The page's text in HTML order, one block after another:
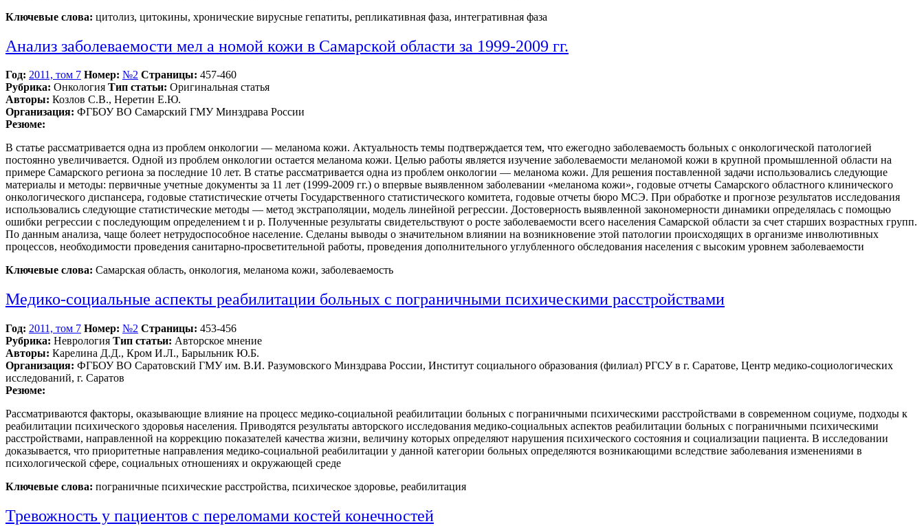
Ключевые слова: цитолиз, цитокины, хронические вирусные гепатиты, репликативная фаза, интегративная фаза
Анализ заболеваемости мел а номой кожи в Самарской области за 1999-2009 гг.
Год: 2011, том 7 Номер: №2 Страницы: 457-460
Рубрика: Онкология Тип статьи: Оригинальная статья
Авторы: Козлов С.В., Неретин Е.Ю.
Организация: ФГБОУ ВО Самарский ГМУ Минздрава России
Резюме:
В статье рассматривается одна из проблем онкологии — меланома кожи. Актуальность темы подтверждается тем, что ежегодно заболеваемость больных с онкологической патологией
постоянно увеличивается. Одной из проблем онкологии остается меланома кожи. Целью работы является изучение заболеваемости меланомой кожи в крупной промышленной области на
примере Самарского региона за последние 10 лет. В статье рассматривается одна из проблем онкологии — меланома кожи. Для решения поставленной задачи использовались следующие
материалы и методы: первичные учетные документы за 11 лет (1999-2009 гг.) о впервые выявленном заболевании «меланома кожи», годовые отчеты Самарского областного клинического
онкологического диспансера, годовые статистические отчеты Государственного статистического комитета, годовые отчеты бюро МСЭ. При обработке и прогнозе результатов исследования
использовались следующие статистические методы — метод экстраполяции, модель линейной регрессии. Достоверность выявленной закономерности динамики определялась с помощью
ошибки регрессии с последующим определением t и р. Полученные результаты свидетельствуют о росте заболеваемости всего населения Самарской области за счет старших возрастных групп.
По данным анализа, чаще болеет нетрудоспособное население. Сделаны выводы о значительном влиянии на возникновение этой патологии происходящих в организме инволютивных
процессов, необходимости проведения санитарно-просветительной работы, проведения дополнительного углубленного обследования населения с высоким уровнем заболеваемости
Ключевые слова: Самарская область, онкология, меланома кожи, заболеваемость
Медико-социальные аспекты реабилитации больных с пограничными психическими расстройствами
Год: 2011, том 7 Номер: №2 Страницы: 453-456
Рубрика: Неврология Тип статьи: Авторское мнение
Авторы: Карелина Д.Д., Кром И.Л., Барыльник Ю.Б.
Организация: ФГБОУ ВО Саратовский ГМУ им. В.И. Разумовского Минздрава России, Институт социального образования (филиал) РГСУ в г. Саратове, Центр медико-социологических
исследований, г. Саратов
Резюме:
Рассматриваются факторы, оказывающие влияние на процесс медико-социальной реабилитации больных с пограничными психическими расстройствами в современном социуме, подходы к
реабилитации психического здоровья населения. Приводятся результаты авторского исследования медико-социальных аспектов реабилитации больных с пограничными психическими
расстройствами, направленной на коррекцию показателей качества жизни, величину которых определяют нарушения психического состояния и социализации пациента. В исследовании
доказывается, что приоритетные направления медико-социальной реабилитации у данной категории больных определяются возникающими вследствие заболевания изменениями в
психологической сфере, социальных отношениях и окружающей среде
Ключевые слова: пограничные психические расстройства, психическое здоровье, реабилитация
Тревожность у пациентов с переломами костей конечностей